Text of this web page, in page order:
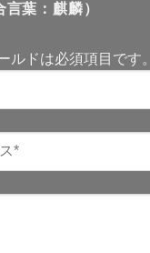
葉：麒麟）
ルドは必須項目です。